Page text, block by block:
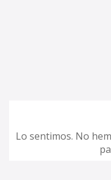
Lo sentimos. No